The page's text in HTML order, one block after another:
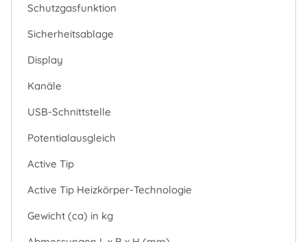
Schutzgasfunktion
Sicherheitsablage
Display
Kanäle
USB-Schnittstelle
Potentialausgleich
Active Tip
Active Tip Heizkörper-Technologie
Gewicht (ca) in kg